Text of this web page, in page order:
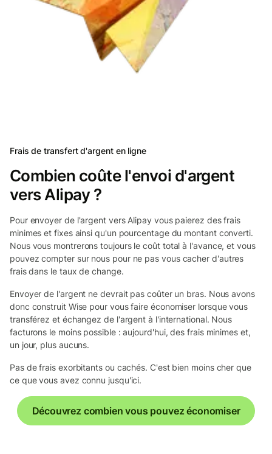
Frais de transfert d'argent en ligne
Combien coûte l'envoi d'argent
vers Alipay ?
Pour envoyer de l'argent vers Alipay vous paierez des frais
minimes et fixes ainsi qu'un pourcentage du montant converti.
Nous vous montrerons toujours le coût total à l'avance, et vous
pouvez compter sur nous pour ne pas vous cacher d'autres
frais dans le taux de change.
Envoyer de l'argent ne devrait pas coûter un bras. Nous avons
donc construit Wise pour vous faire économiser lorsque vous
transférez et échangez de l'argent à l'international. Nous
facturons le moins possible : aujourd'hui, des frais minimes et,
un jour, plus aucuns.
Pas de frais exorbitants ou cachés. C'est bien moins cher que
ce que vous avez connu jusqu'ici.
Découvrez combien vous pouvez économiser